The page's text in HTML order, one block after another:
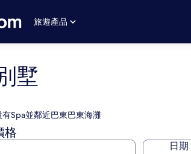
旅遊產品
墅
Spa並鄰近巴東巴東海灘
格
日期